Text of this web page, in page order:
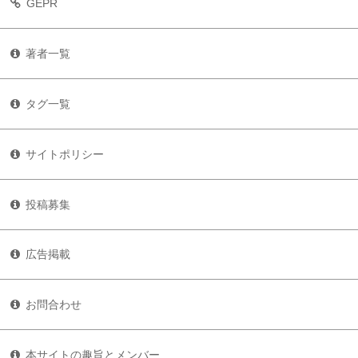
GEPR
著者一覧
タグ一覧
サイトポリシー
投稿募集
広告掲載
お問合わせ
本サイトの趣旨とメンバー